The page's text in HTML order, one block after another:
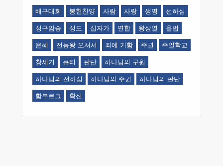
배구대회
봉헌찬양 사람 사랑 생명
선하심
성구암송
성도 십자가 연합 왕상열
율법
은혜
전능왕 오셔서 죄에 거함 주권
주일학교
창세기
큐티 판단
하나님의 구원
하나님의 선하심
하나님의 주권
하나님의 판단
함부르크
확신